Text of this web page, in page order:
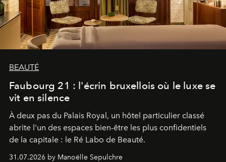
BEAUTÉ
Faubourg 21 : l'écrin bruxellois où le luxe se
vit en silence
À deux pas du Palais Royal, un hôtel particulier classé
abrite l'un des espaces bien-être les plus confidentiels
de la capitale : le Ré Labo de Beauté.
31.07.2026 by Manoëlle Sepulchre